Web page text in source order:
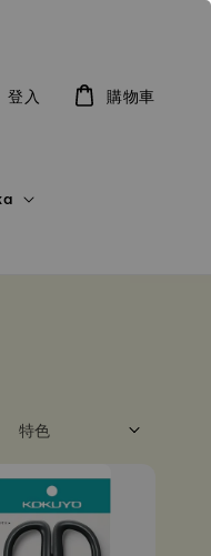
登入 購物車